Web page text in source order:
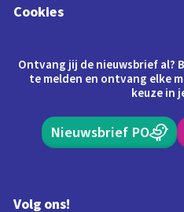
Cookies
Ontvang jij de nieuwsbrief al?
te melden en ontvang elke
keuze in
Nieuwsbrief PO
Volg ons!